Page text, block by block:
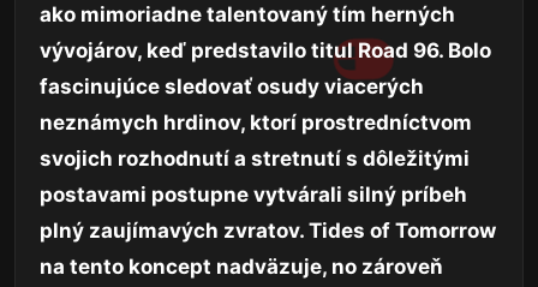
ako mimoriadne talentovaný tím herných
vývojárov, keď predstavilo titul Road 96. Bolo
fascinujúce sledovať osudy viacerých
neznámych hrdinov, ktorí prostredníctvom
svojich rozhodnutí a stretnutí s dôležitými
postavami postupne vytvárali silný príbeh
plný zaujímavých zvratov. Tides of Tomorrow
na tento koncept nadväzuje, no zároveň